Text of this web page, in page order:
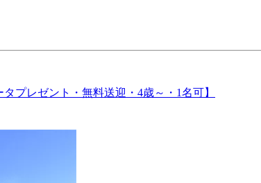
プレゼント・無料送迎・4歳～・1名可】